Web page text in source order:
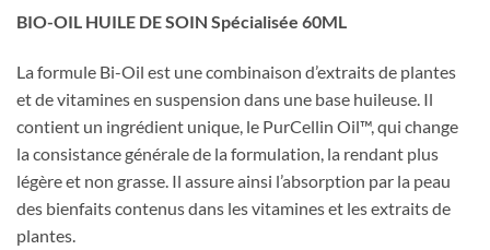
BIO-OIL HUILE DE SOIN Spécialisée 60ML
La formule Bi-Oil est une combinaison d’extraits de plantes
et de vitamines en suspension dans une base huileuse. Il
contient un ingrédient unique, le PurCellin Oil™, qui change
la consistance générale de la formulation, la rendant plus
légère et non grasse. Il assure ainsi l’absorption par la peau
des bienfaits contenus dans les vitamines et les extraits de
plantes.